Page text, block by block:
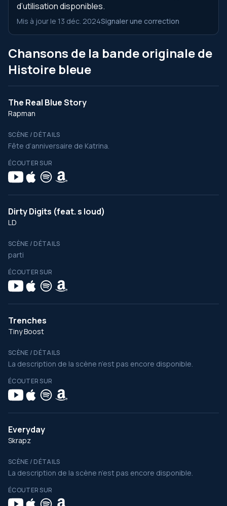
d’utilisation disponibles.
Mis à jour le 13 déc. 2024Signaler une correction
Chansons de la bande originale de
Histoire bleue
The Real Blue Story
Rapman
SCÈNE / DÉTAILS
Fête d’anniversaire de Katrina.
ÉCOUTER SUR
Dirty Digits (feat. s loud)
LD
SCÈNE / DÉTAILS
parti
ÉCOUTER SUR
Trenches
Tiny Boost
SCÈNE / DÉTAILS
La description de la scène n’est pas encore disponible.
ÉCOUTER SUR
Everyday
Skrapz
SCÈNE / DÉTAILS
La description de la scène n’est pas encore disponible.
ÉCOUTER SUR